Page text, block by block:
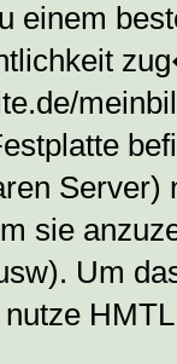
einem
Server)
sie
Um